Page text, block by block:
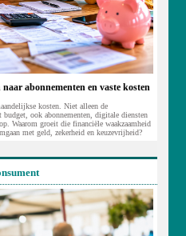
abonnementen en vaste kosten
kosten. Niet alleen de
budget, ook abonnementen, digitale diensten
Waarom groeit die financiële waakzaamheid
met geld, zekerheid en keuzevrijheid?